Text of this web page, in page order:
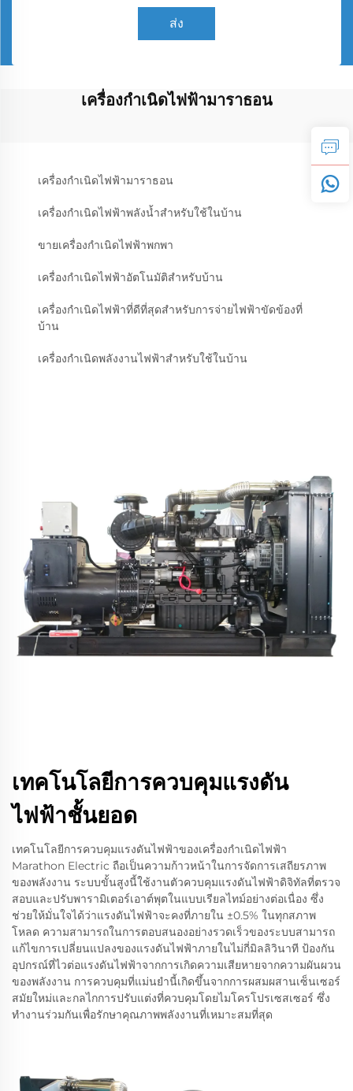
ส่ง
เครื่องกำเนิดไฟฟ้ามาราธอน
เครื่องกำเนิดไฟฟ้ามาราธอน
เครื่องกำเนิดไฟฟ้าพลังน้ำสำหรับใช้ในบ้าน
ขายเครื่องกำเนิดไฟฟ้าพกพา
เครื่องกำเนิดไฟฟ้าอัตโนมัติสำหรับบ้าน
เครื่องกำเนิดไฟฟ้าที่ดีที่สุดสำหรับการจ่ายไฟฟ้าขัดข้องที่
บ้าน
เครื่องกำเนิดพลังงานไฟฟ้าสำหรับใช้ในบ้าน
เทคโนโลยีการควบคุมแรงดัน
ไฟฟ้าชั้นยอด
เทคโนโลยีการควบคุมแรงดันไฟฟ้าของเครื่องกำเนิดไฟฟ้า
Marathon Electric ถือเป็นความก้าวหน้าในการจัดการเสถียรภาพ
ของพลังงาน ระบบขั้นสูงนี้ใช้งานตัวควบคุมแรงดันไฟฟ้าดิจิทัลที่ตรวจ
สอบและปรับพารามิเตอร์เอาต์พุตในแบบเรียลไทม์อย่างต่อเนื่อง ซึ่ง
ช่วยให้มั่นใจได้ว่าแรงดันไฟฟ้าจะคงที่ภายใน ±0.5% ในทุกสภาพ
โหลด ความสามารถในการตอบสนองอย่างรวดเร็วของระบบสามารถ
แก้ไขการเปลี่ยนแปลงของแรงดันไฟฟ้าภายในไม่กี่มิลลิวินาที ป้องกัน
อุปกรณ์ที่ไวต่อแรงดันไฟฟ้าจากการเกิดความเสียหายจากความผันผวน
ของพลังงาน การควบคุมที่แม่นยำนี้เกิดขึ้นจากการผสมผสานเซ็นเซอร์
สมัยใหม่และกลไกการปรับแต่งที่ควบคุมโดยไมโครโปรเซสเซอร์ ซึ่ง
ทำงานร่วมกันเพื่อรักษาคุณภาพพลังงานที่เหมาะสมที่สุด